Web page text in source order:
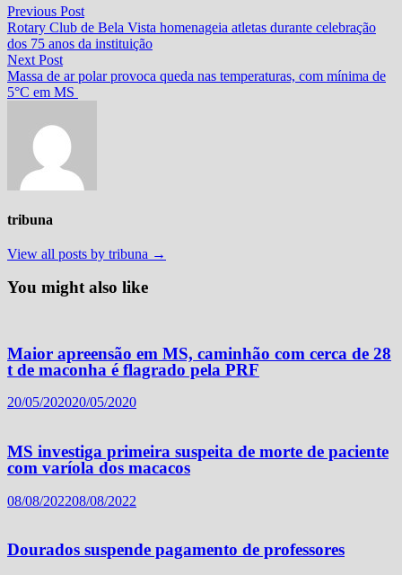
Navegação
de
Post
Previous PostPrevious
post:
Rotary Club de Bela Vista homenageia atletas durante celebração
dos 75 anos da instituição
Next PostNext
post:
Massa de ar polar provoca queda nas temperaturas, com mínima de
5°C em MS
tribuna
View all posts by tribuna →
You might also like
Maior apreensão em MS, caminhão com cerca de 28
t de maconha é flagrado pela PRF
20/05/202020/05/2020
MS investiga primeira suspeita de morte de paciente
com varíola dos macacos
08/08/202208/08/2022
Dourados suspende pagamento de professores